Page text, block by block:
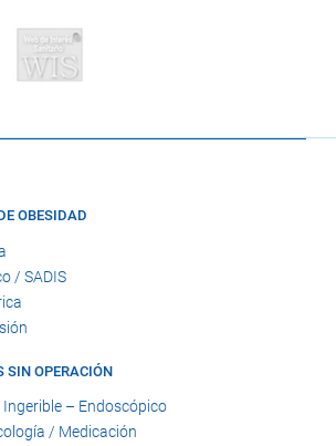
OBESIDAD
/ SADIS
SIN OPERACIÓN
– Endoscópico
/ Medicación